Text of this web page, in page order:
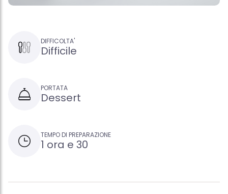
DIFFICOLTA'
Difficile
PORTATA
Dessert
TEMPO DI PREPARAZIONE
1 ora e 30